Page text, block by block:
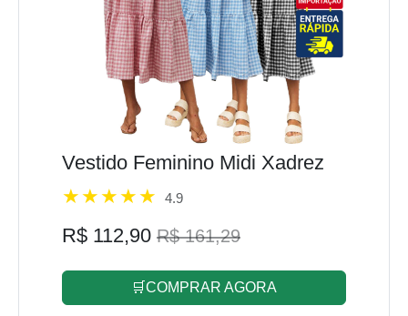
Vestido Feminino Midi Xadrez
4.9
R$ 112,90 R$ 161,29
🛒COMPRAR AGORA